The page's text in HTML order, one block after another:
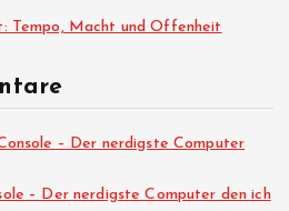
Tempo, Macht und Offenheit
– Der nerdigste Computer
– Der nerdigste Computer den ich